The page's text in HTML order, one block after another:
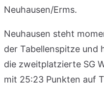
Neuhausen/Erms.
Neuhausen steht
der Tabellenspitze und
die zweitplatzierte SG
mit 25:23 Punkten auf